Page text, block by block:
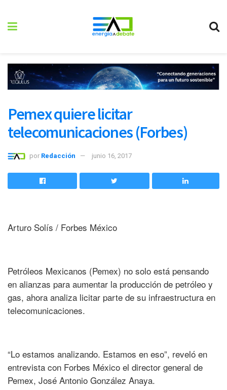
Pemex quiere licitar
telecomunicaciones (Forbes)
por Redacción junio 16, 2017
Arturo Solís / Forbes México
Petróleos Mexicanos (Pemex) no solo está pensando
en alianzas para aumentar la producción de petróleo y
gas, ahora analiza licitar parte de su infraestructura en
telecomunicaciones.
“Lo estamos analizando. Estamos en eso”, reveló en
entrevista con Forbes México el director general de
Pemex, José Antonio González Anaya.